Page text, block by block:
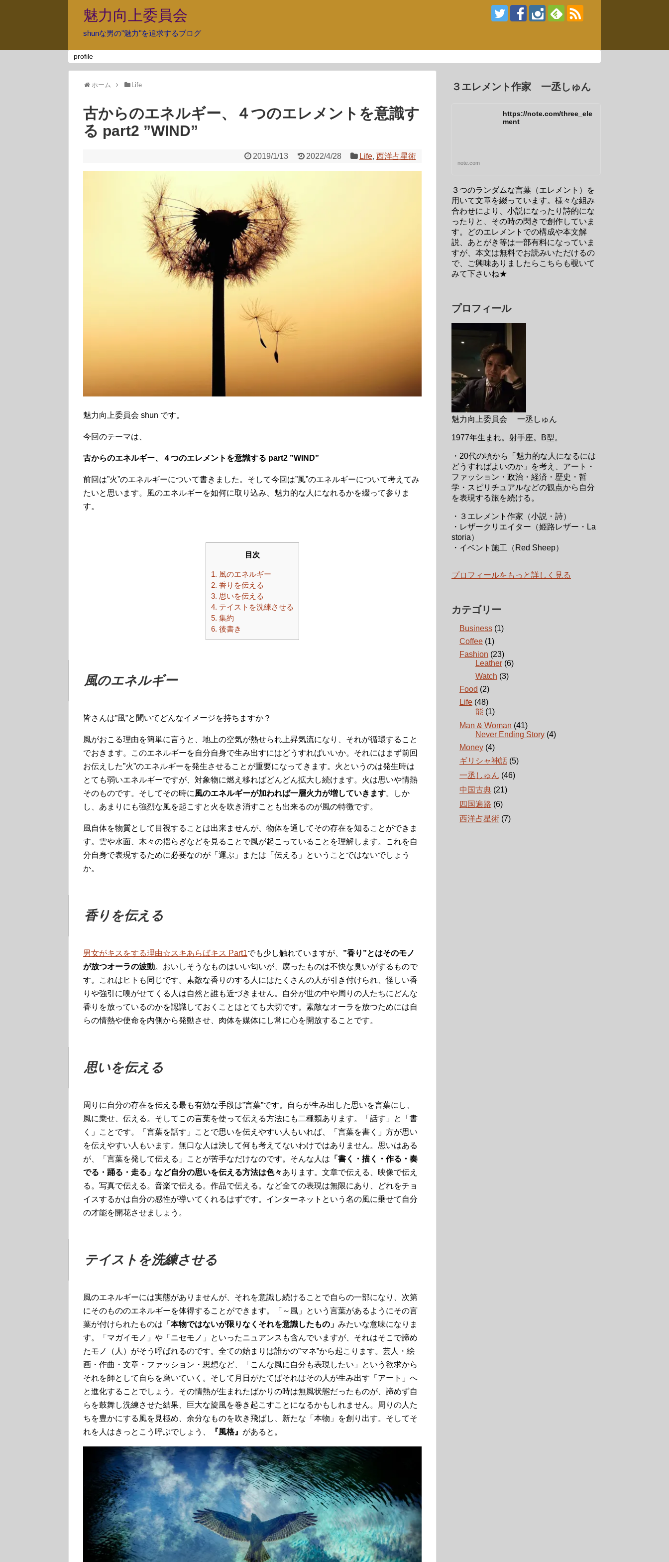
魅力向上委員会
shunな男の"魅力"を追求するブログ
profile
ホーム Life
古からのエネルギー、４つのエレメントを意識す
る part2 ”WIND”
2019/1/13 2022/4/28 Life, 西洋占星術
魅力向上委員会 shun です。
今回のテーマは、
古からのエネルギー、４つのエレメントを意識する part2 ”WIND”
前回は”火”のエネルギーについて書きました。そして今回は”風”のエネルギーについて考えてみ
たいと思います。風のエネルギーを如何に取り込み、魅力的な人になれるかを綴って参りま
す。
目次
1. 風のエネルギー
2. 香りを伝える
3. 思いを伝える
4. テイストを洗練させる
5. 集約
6. 後書き
風のエネルギー
皆さんは”風”と聞いてどんなイメージを持ちますか？
風がおこる理由を簡単に言うと、地上の空気が熱せられ上昇気流になり、それが循環すること
でおきます。このエネルギーを自分自身で生み出すにはどうすればいいか。それにはまず前回
お伝えした”火”のエネルギーを発生させることが重要になってきます。火というのは発生時は
とても弱いエネルギーですが、対象物に燃え移ればどんどん拡大し続けます。火は思いや情熱
そのものです。そしてその時に風のエネルギーが加われば一層火力が増していきます。しか
し、あまりにも強烈な風を起こすと火を吹き消すことも出来るのが風の特徴です。
風自体を物質として目視することは出来ませんが、物体を通してその存在を知ることができま
す。雲や水面、木々の揺らぎなどを見ることで風が起こっていることを理解します。これを自
分自身で表現するために必要なのが「運ぶ」または「伝える」ということではないでしょう
か。
香りを伝える
男女がキスをする理由☆スキあらばキス Part1でも少し触れていますが、 ”香り”とはそのモノ
が放つオーラの波動。おいしそうなものはいい匂いが、腐ったものは不快な臭いがするもので
す。これはヒトも同じです。素敵な香りのする人にはたくさんの人が引き付けられ、怪しい香
りや強引に嗅がせてくる人は自然と誰も近づきません。自分が世の中や周りの人たちにどんな
香りを放っているのかを認識しておくことはとても大切です。素敵なオーラを放つためには自
らの情熱や使命を内側から発動させ、肉体を媒体にし常に心を開放することです。
思いを伝える
周りに自分の存在を伝える最も有効な手段は”言葉”です。自らが生み出した思いを言葉にし、
風に乗せ、伝える。そしてこの言葉を使って伝える方法にも二種類あります。「話す」と「書
く」ことです。「言葉を話す」ことで思いを伝えやすい人もいれば、「言葉を書く」方が思い
を伝えやすい人もいます。無口な人は決して何も考えてないわけではありません。思いはある
が、「言葉を発して伝える」ことが苦手なだけなのです。そんな人は 「書く・描く・作る・奏
でる・踊る・走る」など自分の思いを伝える方法は色々あります。文章で伝える、映像で伝え
る。写真で伝える。音楽で伝える。作品で伝える。など全ての表現は無限にあり、どれをチョ
イスするかは自分の感性が導いてくれるはずです。インターネットという名の風に乗せて自分
の才能を開花させましょう。
テイストを洗練させる
風のエネルギーには実態がありませんが、それを意識し続けることで自らの一部になり、次第
にそのもののエネルギーを体得することができます。「～風」という言葉があるようにその言
葉が付けられたものは 「本物ではないが限りなくそれを意識したもの」 みたいな意味になりま
す。「マガイモノ」や「ニセモノ」といったニュアンスも含んでいますが、それはそこで諦め
たモノ（人）がそう呼ばれるのです。全ての始まりは誰かの”マネ”から起こります。芸人・絵
画・作曲・文章・ファッション・思想など、「こんな風に自分も表現したい」という欲求から
それを師として自らを磨いていく。そして月日がたてばそれはその人が生み出す「アート」へ
と進化することでしょう。その情熱が生まれたばかりの時は無風状態だったものが、諦めず自
らを鼓舞し洗練させた結果、巨大な旋風を巻き起こすことになるかもしれません。周りの人た
ちを豊かにする風を見極め、余分なものを吹き飛ばし、新たな「本物」を創り出す。そしてそ
れを人はきっとこう呼ぶでしょう、
『風格』 があると。
３エレメント作家 一丞しゅん
https://note.com/three_ele
ment
note.com
３つのランダムな言葉（エレメント）を
用いて文章を綴っています。様々な組み
合わせにより、小説になったり詩的にな
ったりと、その時の閃きで創作していま
す。どのエレメントでの構成や本文解
説、あとがき等は一部有料になっていま
すが、本文は無料でお読みいただけるの
で、ご興味ありましたらこちらも覗いて
みて下さいね★
プロフィール
魅力向上委員会 一丞しゅん
1977年生まれ。射手座。B型。
・20代の頃から「魅力的な人になるには
どうすればよいのか」を考え、アート・
ファッション・政治・経済・歴史・哲
学・スピリチュアルなどの観点から自分
を表現する旅を続ける。
・３エレメント作家（小説・詩）
・レザークリエイター（姫路レザー・La
storia）
・イベント施工（Red Sheep）
プロフィールをもっと詳しく見る
カテゴリー
Business (1)
Coffee (1)
Fashion (23)
Leather (6)
Watch (3)
Food (2)
Life (48)
能 (1)
Man & Woman (41)
Never Ending Story (4)
Money (4)
ギリシャ神話 (5)
一丞しゅん (46)
中国古典 (21)
四国遍路 (6)
西洋占星術 (7)